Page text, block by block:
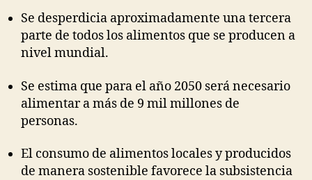
Se desperdicia aproximadamente una tercera
parte de todos los alimentos que se producen a
nivel mundial.
Se estima que para el año 2050 será necesario
alimentar a más de 9 mil millones de
personas.
El consumo de alimentos locales y producidos
de manera sostenible favorece la subsistencia